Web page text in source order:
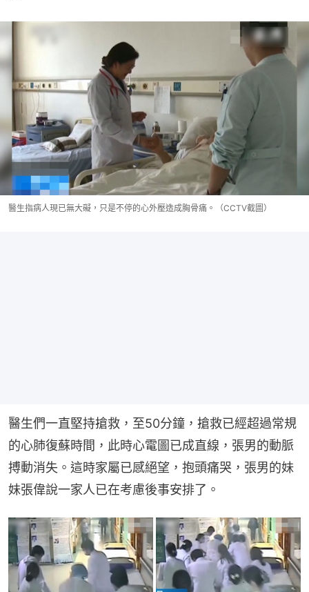
醫生指病人現已無大礙，只是不停的心外壓造成胸骨痛。（CCTV截圖）
醫生們一直堅持搶救，至50分鐘，搶救已經超過常規
的心肺復蘇時間，此時心電圖已成直線，張男的動脈
搏動消失。這時家屬已感絕望，抱頭痛哭，張男的妹
妹張偉說一家人已在考慮後事安排了。